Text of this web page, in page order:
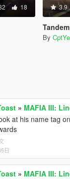
18 3.9
By
» MAFIA III:
at his name tag
日
» MAFIA III: